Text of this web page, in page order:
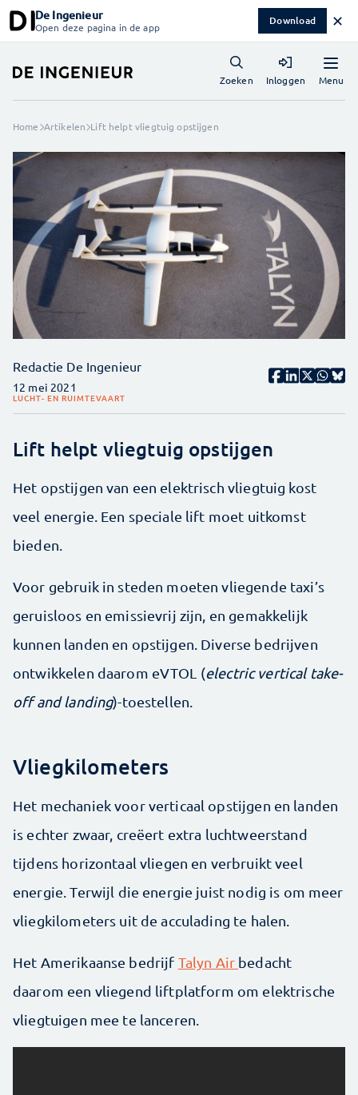
De Ingenieur
Open deze pagina in de app Download ✕
Menu
Zoeken Inloggen
Home Artikelen Lift helpt vliegtuig opstijgen
Redactie De Ingenieur
12 mei 2021
LUCHT- EN RUIMTEVAART
Lift helpt vliegtuig opstijgen
Het opstijgen van een elektrisch vliegtuig kost
veel energie. Een speciale lift moet uitkomst
bieden.
Voor gebruik in steden moeten vliegende taxi’s
geruisloos en emissievrij zijn, en gemakkelijk
kunnen landen en opstijgen. Diverse bedrijven
ontwikkelen daarom eVTOL (electric vertical take-
off and landing)-toestellen.
Vliegkilometers
Het mechaniek voor verticaal opstijgen en landen
is echter zwaar, creëert extra luchtweerstand
tijdens horizontaal vliegen en verbruikt veel
energie. Terwijl die energie juist nodig is om meer
vliegkilometers uit de acculading te halen.
Het Amerikaanse bedrijf Talyn Air bedacht
daarom een vliegend liftplatform om elektrische
vliegtuigen mee te lanceren.